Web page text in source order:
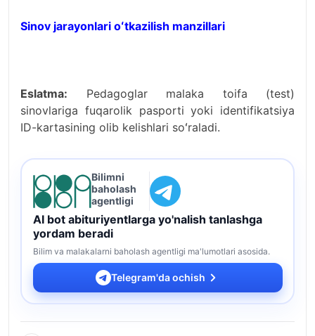
Sinov jarayonlari oʻtkazilish manzillari
Eslatma: Pedagoglar malaka toifa (test)
sinovlariga fuqarolik pasporti yoki identifikatsiya
ID-kartasining olib kelishlari soʻraladi.
Bilimni
baholash
agentligi
AI bot abituriyentlarga yo'nalish tanlashga
yordam beradi
Bilim va malakalarni baholash agentligi ma'lumotlari asosida.
Telegram'da ochish